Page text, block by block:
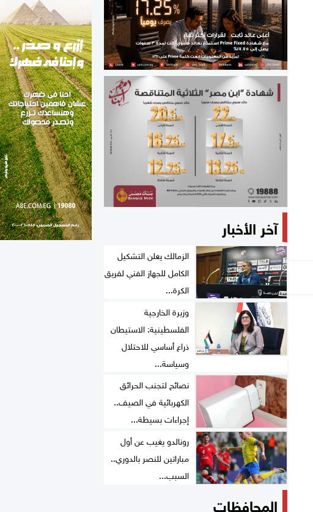
مواهب مصر
آخر الأخبار
الزمالك يعلن التشكيل
الكامل للجهاز الفني لفريق
الكرة...
وزيرة الخارجية
الفلسطينية: الاستيطان
ذراع أساسي للاحتلال
وسياسة...
نصائح لتجنب الحرائق
الكهربائية في الصيف..
إجراءات بسيطة...
رونالدو يغيب عن أول
مباراتين للنصر بالدوري..
السبب...
المحافظات